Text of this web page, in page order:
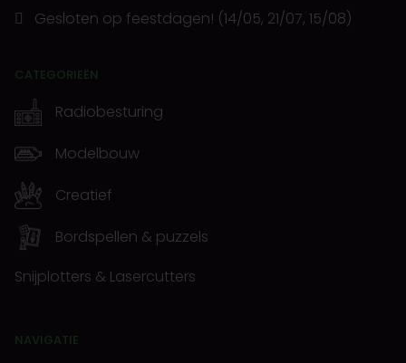
Gesloten op feestdagen! (14/05, 21/07, 15/08)
CATEGORIEËN
Radiobesturing
Modelbouw
Creatief
Bordspellen & puzzels
Snijplotters & Lasercutters
NAVIGATIE